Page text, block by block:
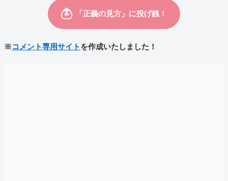
※コメント専用サイト を作成いたしました！